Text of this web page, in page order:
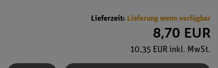
Lieferzeit: Lieferung wenn verfügbar
8,70 EUR
10,35 EUR inkl. MwSt.